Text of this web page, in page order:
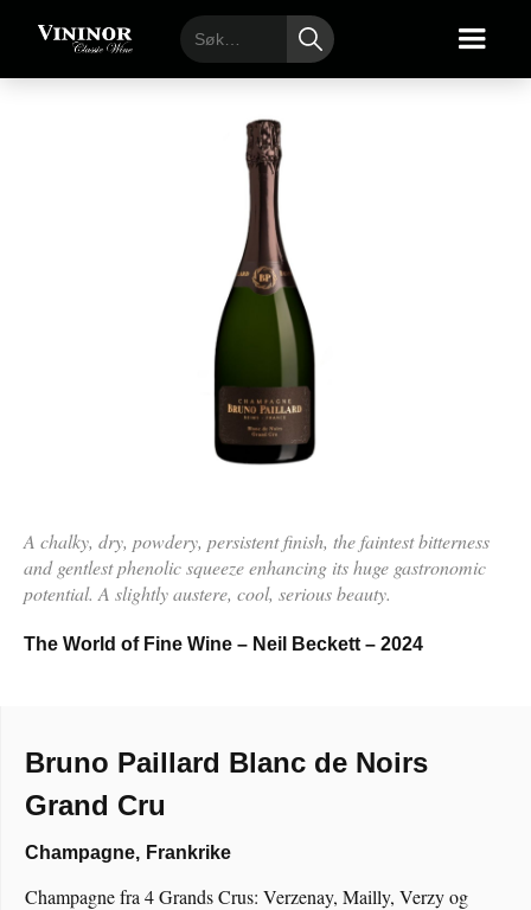
A chalky, dry, powdery, persistent finish, the faintest bitterness
and gentlest phenolic squeeze enhancing its huge gastronomic
potential. A slightly austere, cool, serious beauty.
The World of Fine Wine – Neil Beckett – 2024
Bruno Paillard Blanc de Noirs
Grand Cru
Champagne, Frankrike
Champagne fra 4 Grands Crus: Verzenay, Mailly, Verzy og